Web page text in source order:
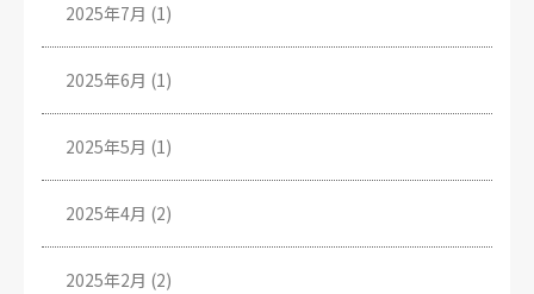
2025年7月 (1)
2025年6月 (1)
2025年5月 (1)
2025年4月 (2)
2025年2月 (2)